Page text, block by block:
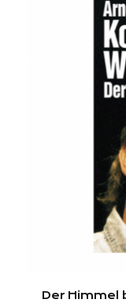
Der Himmel